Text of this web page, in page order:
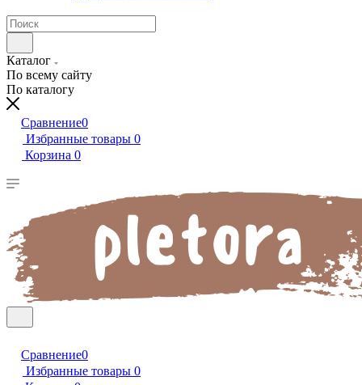
Каталог
По всему сайту
По каталогу
Сравнение0
Избранные товары 0
Корзина 0
Сравнение0
Избранные товары 0